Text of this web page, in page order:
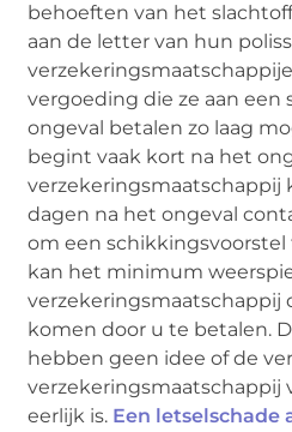
behoeften van het
aan de letter van hun
vergoeding die ze aan een
ongeval betalen zo laag
begint vaak kort na het
verzekeringsmaatschappij
dagen na het ongeval
om een ​​schikkingsvoorstel
kan het minimum
komen door u te betalen.
hebben geen idee of de
verzekeringsmaatschappij
eerlijk is. Een letselschade